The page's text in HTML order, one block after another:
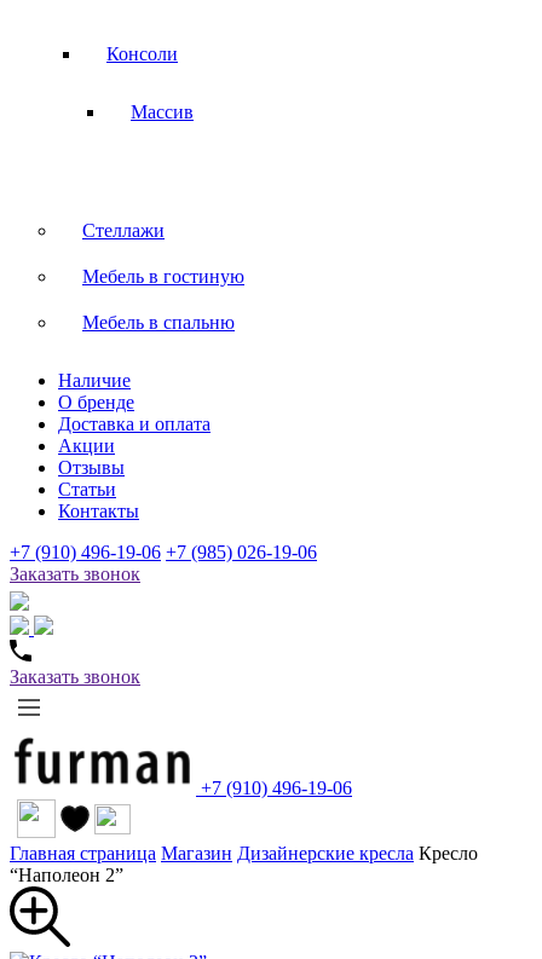
Консоли
Массив
Стеллажи
Мебель в гостиную
Мебель в спальню
Наличие
О бренде
Доставка и оплата
Акции
Отзывы
Статьи
Контакты
+7 (910) 496-19-06 +7 (985) 026-19-06
Заказать звонок
Заказать звонок
+7 (910) 496-19-06
Главная страница Магазин Дизайнерские кресла Кресло
“Наполеон 2”